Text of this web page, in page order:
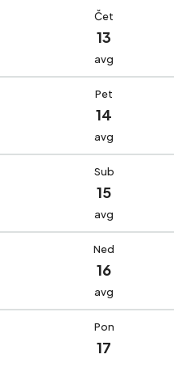
Čet
13
avg
Pet
14
avg
Sub
15
avg
Ned
16
avg
Pon
17